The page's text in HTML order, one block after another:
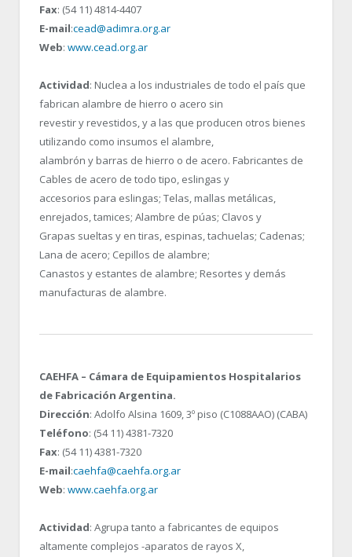
Fax: (54 11) 4814-4407
E-mail:cead@adimra.org.ar
Web: www.cead.org.ar
Actividad: Nuclea a los industriales de todo el país que
fabrican alambre de hierro o acero sin
revestir y revestidos, y a las que producen otros bienes
utilizando como insumos el alambre,
alambrón y barras de hierro o de acero. Fabricantes de
Cables de acero de todo tipo, eslingas y
accesorios para eslingas; Telas, mallas metálicas,
enrejados, tamices; Alambre de púas; Clavos y
Grapas sueltas y en tiras, espinas, tachuelas; Cadenas;
Lana de acero; Cepillos de alambre;
Canastos y estantes de alambre; Resortes y demás
manufacturas de alambre.
CAEHFA – Cámara de Equipamientos Hospitalarios
de Fabricación Argentina.
Dirección: Adolfo Alsina 1609, 3º piso (C1088AAO) (CABA)
Teléfono: (54 11) 4381-7320
Fax: (54 11) 4381-7320
E-mail:caehfa@caehfa.org.ar
Web: www.caehfa.org.ar
Actividad: Agrupa tanto a fabricantes de equipos
altamente complejos -aparatos de rayos X,